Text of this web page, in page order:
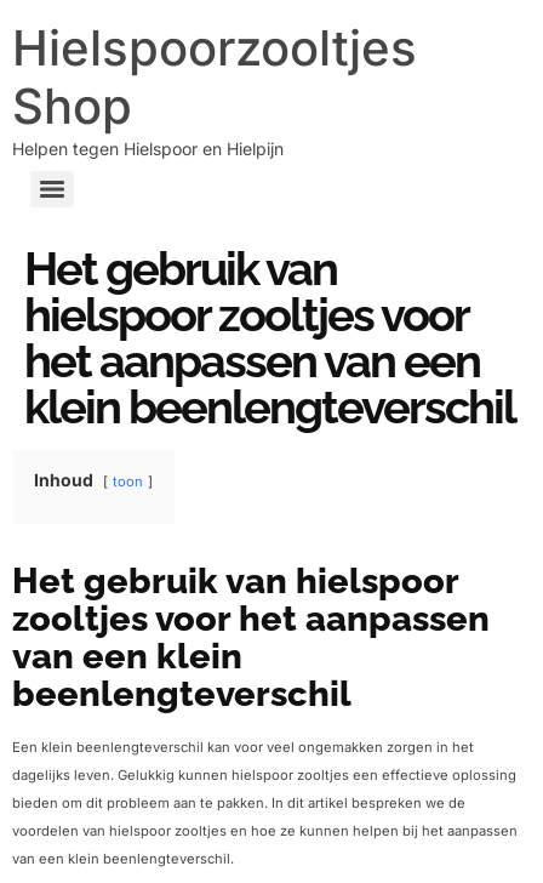
Hielspoorzooltjes
Shop
Helpen tegen Hielspoor en Hielpijn
Het gebruik van
hielspoor zooltjes voor
het aanpassen van een
klein beenlengteverschil
Inhoud toon
Het gebruik van hielspoor
zooltjes voor het aanpassen
van een klein
beenlengteverschil
Een klein beenlengteverschil kan voor veel ongemakken zorgen in het
dagelijks leven. Gelukkig kunnen hielspoor zooltjes een effectieve oplossing
bieden om dit probleem aan te pakken. In dit artikel bespreken we de
voordelen van hielspoor zooltjes en hoe ze kunnen helpen bij het aanpassen
van een klein beenlengteverschil.